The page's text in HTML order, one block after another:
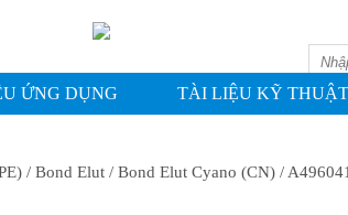
ỨNG DỤNG TÀI LIỆU KỸ THUẬT
/ Bond Elut / Bond Elut Cyano (CN) /